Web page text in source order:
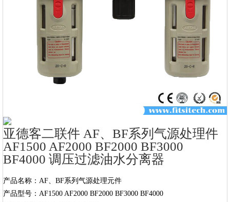
亚德客二联件 AF、BF系列气源处理件
AF1500 AF2000 BF2000 BF3000
BF4000 调压过滤油水分离器
产品名称：AF、BF系列气源处理元件
产品型号：AF1500 AF2000 BF2000 BF3000 BF4000